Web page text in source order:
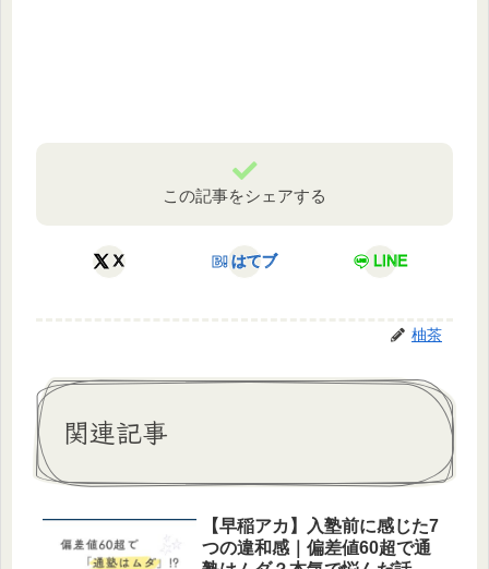
この記事をシェアする
X はてブ LINE
柚茶
関連記事
【早稲アカ】入塾前に感じた7
つの違和感｜偏差値60超で通